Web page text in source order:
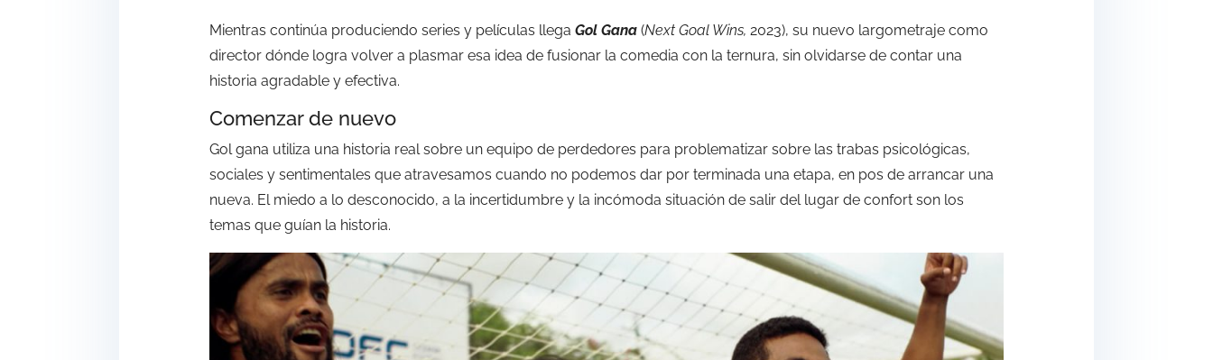
Mientras continúa produciendo series y películas llega Gol Gana (Next Goal Wins, 2023), su nuevo largometraje como
director dónde logra volver a plasmar esa idea de fusionar la comedia con la ternura, sin olvidarse de contar una
historia agradable y efectiva.
Comenzar de nuevo
Gol gana utiliza una historia real sobre un equipo de perdedores para problematizar sobre las trabas psicológicas,
sociales y sentimentales que atravesamos cuando no podemos dar por terminada una etapa, en pos de arrancar una
nueva. El miedo a lo desconocido, a la incertidumbre y la incómoda situación de salir del lugar de confort son los
temas que guían la historia.